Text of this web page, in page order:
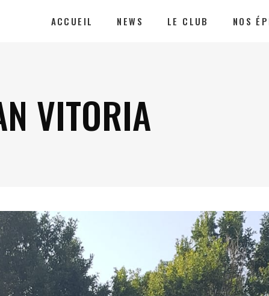
ACCUEIL NEWS LE CLUB NOS
VITORIA